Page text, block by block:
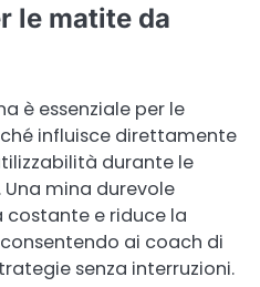
le matite da
è essenziale per le
influisce direttamente
durante le
mina durevole
e riduce la
ai coach di
senza interruzioni.